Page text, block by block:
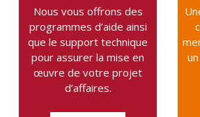
Nous vous offrons des
programmes d’aide ainsi
que le support technique
pour assurer la mise en
œuvre de votre projet
d’affaires.